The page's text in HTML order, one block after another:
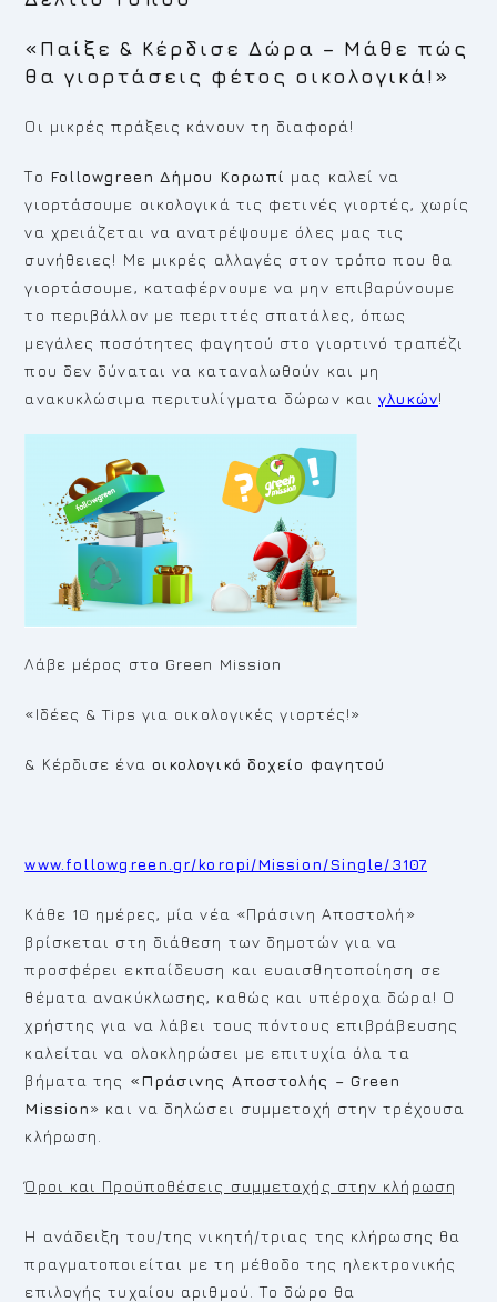
«Παίξε & Κέρδισε Δώρα – Μάθε πώς
θα γιορτάσεις φέτος οικολογικά!»
Οι μικρές πράξεις κάνουν τη διαφορά!
Το Followgreen Δήμου Κορωπί μας καλεί να
γιορτάσουμε οικολογικά τις φετινές γιορτές, χωρίς
να χρειάζεται να ανατρέψουμε όλες μας τις
συνήθειες! Με μικρές αλλαγές στον τρόπο που θα
γιορτάσουμε, καταφέρνουμε να μην επιβαρύνουμε
το περιβάλλον με περιττές σπατάλες, όπως
μεγάλες ποσότητες φαγητού στο γιορτινό τραπέζι
που δεν δύναται να καταναλωθούν και μη
ανακυκλώσιμα περιτυλίγματα δώρων καιγλυκών!
Λάβε μέρος στο Green Mission
«Ιδέες & Tips για οικολογικές γιορτές!»
& Κέρδισε ένα οικολογικό δοχείο φαγητού
www.followgreen.gr/koropi/Mission/Single/3107
Κάθε 10 ημέρες, μία νέα «Πράσινη Αποστολή»
βρίσκεται στη διάθεση των δημοτών για να
προσφέρει εκπαίδευση και ευαισθητοποίηση σε
θέματα ανακύκλωσης, καθώς και υπέροχα δώρα! Ο
χρήστης για να λάβει τους πόντους επιβράβευσης
καλείται να ολοκληρώσει με επιτυχία όλα τα
βήματα της «Πράσινης Αποστολής – Green
Mission» και να δηλώσει συμμετοχή στην τρέχουσα
κλήρωση.
Όροι και Προϋποθέσεις συμμετοχής στην κλήρωση
Η ανάδειξη του/της νικητή/τριας της κλήρωσης θα
πραγματοποιείται με τη μέθοδο της ηλεκτρονικής
επιλογής τυχαίου αριθμού. Το δώρο θα